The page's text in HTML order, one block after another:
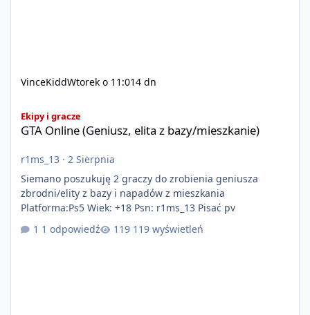
VinceKiddWtorek o 11:014 dn
Ekipy i gracze
GTA Online (Geniusz, elita z bazy/mieszkanie)
r1ms_13 · 2 Sierpnia
Siemano poszukuję 2 graczy do zrobienia geniusza
zbrodni/elity z bazy i napadów z mieszkania
Platforma:Ps5 Wiek: +18 Psn: r1ms_13 Pisać pv
1 odpowiedź
119 wyświetleń